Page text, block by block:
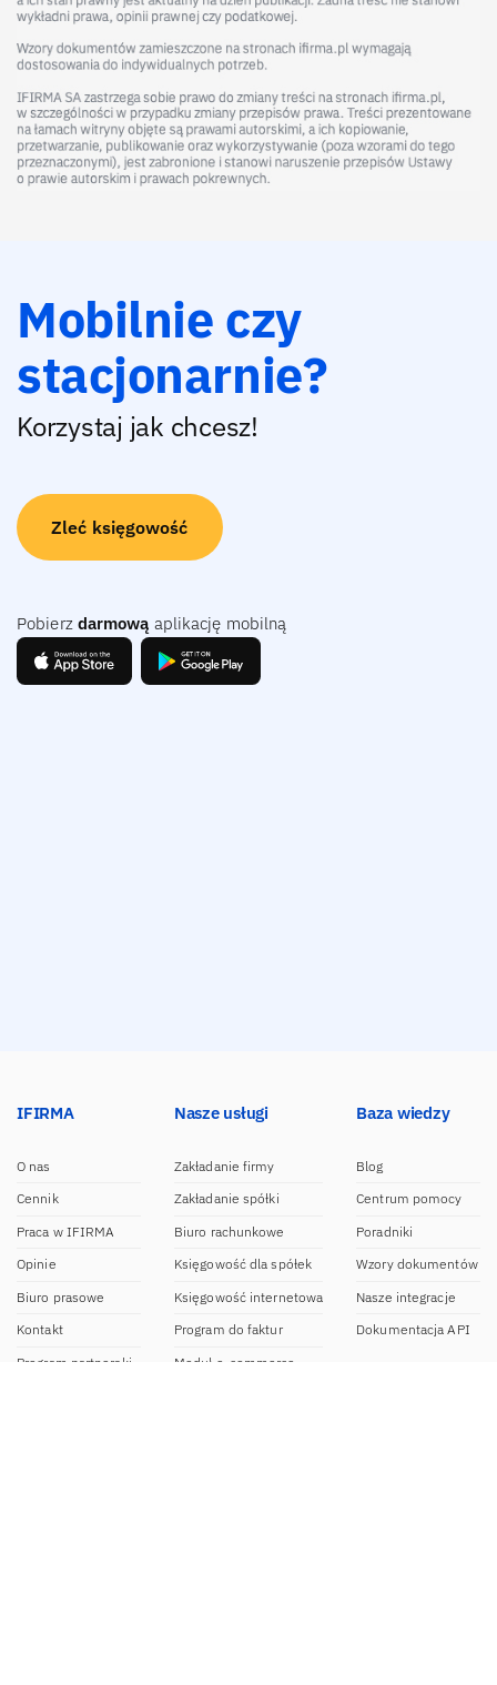
Mobilnie czy
stacjonarnie?
Korzystaj jak chcesz!
Zleć księgowość
Pobierz darmową aplikację mobilną
IFIRMA
O nas
Cennik
Praca w IFIRMA
Opinie
Biuro prasowe
Kontakt
Program partnerski
Nasze usługi
Zakładanie firmy
Zakładanie spółki
Biuro rachunkowe
Księgowość dla spółek
Księgowość internetowa
Program do faktur
Moduł e-commerce
Baza wiedzy
Blog
Centrum pomocy
Poradniki
Wzory dokumentów
Nasze integracje
Dokumentacja API